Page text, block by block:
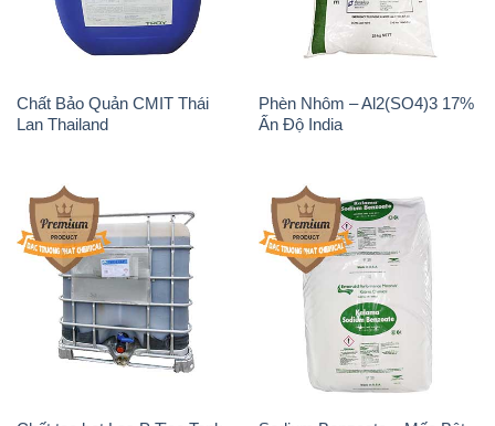
Chất Bảo Quản CMIT Thái
Lan Thailand
Phèn Nhôm – Al2(SO4)3 17%
Ấn Độ India